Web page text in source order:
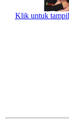
Klik untuk